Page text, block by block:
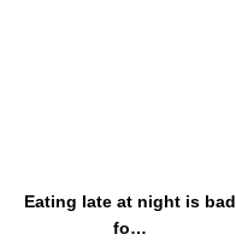
Eating late at night is bad
fo…